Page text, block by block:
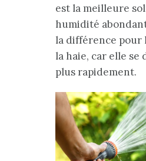
est la meilleure
humidité
la différence pour
la haie, car elle se
plus rapidement.